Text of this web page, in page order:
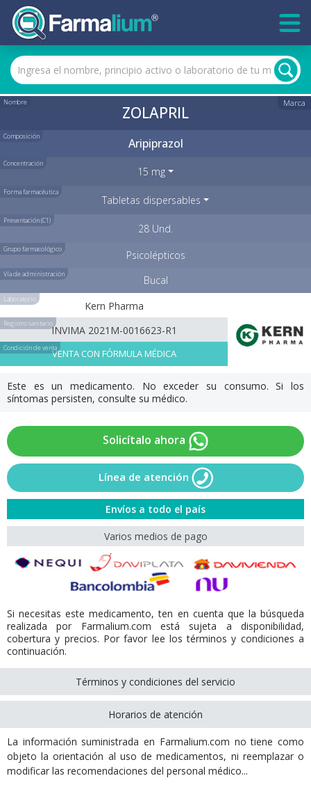
Nombre Marca
ZOLAPRIL
Composición Aripiprazol
Concentración
15 mg
Forma farmacéutica
Tabletas dispersables
Presentación (C1)
28 Und.
Grupo farmacológico Psicolépticos
Vía de administración Bucal
Laboratorio
Kern Pharma
Registro sanitario
INVIMA 2021M-0016623-R1
Condición de ventaVENTA CON FÓRMULA MÉDICA
Este es un medicamento. No exceder su consumo. Si los
síntomas persisten, consulte su médico.
Solicítalo ahora
Línea de atención
Envíos a todo el país
Varios medios de pago
Si necesitas este medicamento, ten en cuenta que la búsqueda
realizada por Farmalium.com está sujeta a disponibilidad,
cobertura y precios. Por favor lee los términos y condiciones a
continuación.
Términos y condiciones del servicio
Horarios de atención
La información suministrada en Farmalium.com no tiene como
objeto la orientación al uso de medicamentos, ni reemplazar o
modificar las recomendaciones del personal médico...